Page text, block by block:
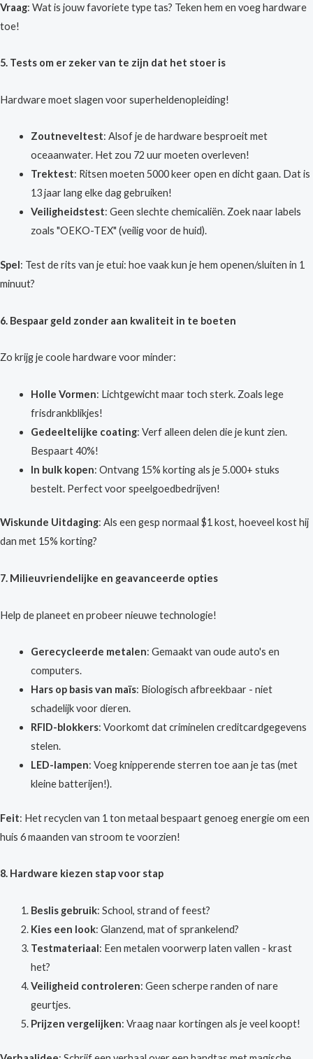
Vraag: Wat is jouw favoriete type tas? Teken hem en voeg hardware
toe!
5. Tests om er zeker van te zijn dat het stoer is
Hardware moet slagen voor superheldenopleiding!
Zoutneveltest: Alsof je de hardware besproeit met
oceaanwater. Het zou 72 uur moeten overleven!
Trektest: Ritsen moeten 5000 keer open en dicht gaan. Dat is
13 jaar lang elke dag gebruiken!
Veiligheidstest: Geen slechte chemicaliën. Zoek naar labels
zoals "OEKO-TEX" (veilig voor de huid).
Spel: Test de rits van je etui: hoe vaak kun je hem openen/sluiten in 1
minuut?
6. Bespaar geld zonder aan kwaliteit in te boeten
Zo krijg je coole hardware voor minder:
Holle Vormen: Lichtgewicht maar toch sterk. Zoals lege
frisdrankblikjes!
Gedeeltelijke coating: Verf alleen delen die je kunt zien.
Bespaart 40%!
In bulk kopen: Ontvang 15% korting als je 5.000+ stuks
bestelt. Perfect voor speelgoedbedrijven!
Wiskunde Uitdaging: Als een gesp normaal $1 kost, hoeveel kost hij
dan met 15% korting?
7. Milieuvriendelijke en geavanceerde opties
Help de planeet en probeer nieuwe technologie!
Gerecycleerde metalen: Gemaakt van oude auto's en
computers.
Hars op basis van maïs: Biologisch afbreekbaar - niet
schadelijk voor dieren.
RFID-blokkers: Voorkomt dat criminelen creditcardgegevens
stelen.
LED-lampen: Voeg knipperende sterren toe aan je tas (met
kleine batterijen!).
Feit: Het recyclen van 1 ton metaal bespaart genoeg energie om een
huis 6 maanden van stroom te voorzien!
8. Hardware kiezen stap voor stap
Beslis gebruik: School, strand of feest?
Kies een look: Glanzend, mat of sprankelend?
Testmateriaal: Een metalen voorwerp laten vallen - krast
het?
Veiligheid controleren: Geen scherpe randen of nare
geurtjes.
Prijzen vergelijken: Vraag naar kortingen als je veel koopt!